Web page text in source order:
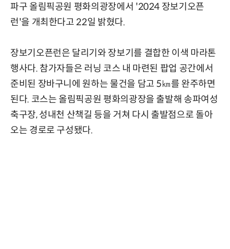
파구 올림픽공원 평화의광장에서 '2024 장보기오픈
런'을 개최한다고 22일 밝혔다.
장보기오픈런은 달리기와 장보기를 결합한 이색 마라톤
행사다. 참가자들은 러닝 코스 내 마련된 팝업 공간에서
준비된 장바구니에 원하는 물건을 담고 5㎞를 완주하면
된다. 코스는 올림픽공원 평화의광장을 출발해 송파여성
축구장, 성내천 산책길 등을 거쳐 다시 출발점으로 돌아
오는 경로로 구성됐다.